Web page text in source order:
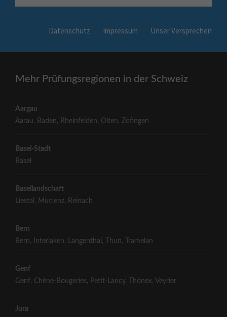
Datenschutz Impressum Unser Versprechen
Mehr Prüfungsregionen in der Schweiz
Aargau
Aarau, Baden, Rheinfelden, Olten,Zofingen
Basel-Stadt
Basel
Basellandschaft
Liestal , Muttenz, Reinach
Bern
Bern, Interlaken, Langenthal , Thun, Tramelan
Genf
Genf, Chêne-Bougeries, Petit-Lancy, Thônex, Veyrier
Jura